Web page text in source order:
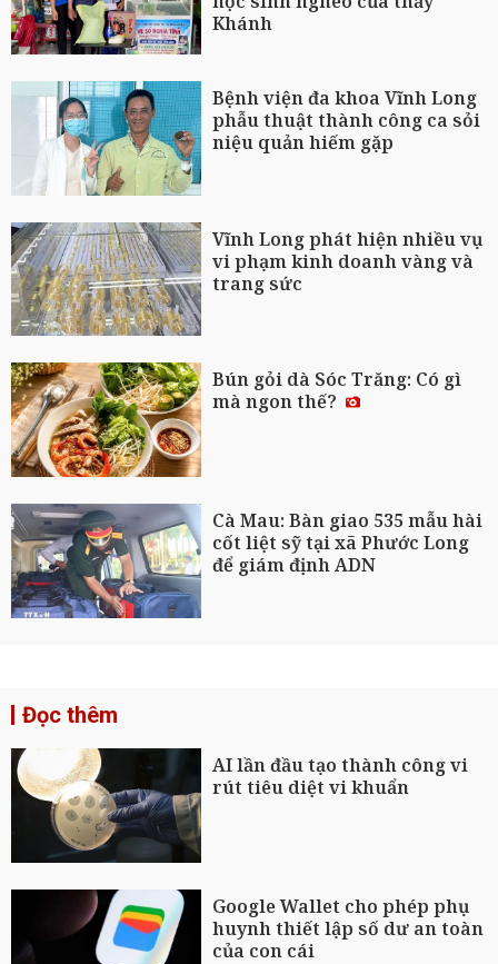
Khánh
Bệnh viện đa khoa Vĩnh Long
phẫu thuật thành công ca sỏi
niệu quản hiếm gặp
Vĩnh Long phát hiện nhiều vụ
vi phạm kinh doanh vàng và
trang sức
Bún gỏi dà Sóc Trăng: Có gì
mà ngon thế?
Cà Mau: Bàn giao 535 mẫu hài
cốt liệt sỹ tại xã Phước Long
để giám định ADN
Đọc thêm
AI lần đầu tạo thành công vi
rút tiêu diệt vi khuẩn
Google Wallet cho phép phụ
huynh thiết lập số dư an toàn
của con cái